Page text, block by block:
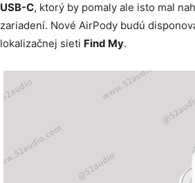
USB-C, ktorý by pomaly ale isto mal
zariadení. Nové AirPody budú
lokalizačnej sieti Find My.